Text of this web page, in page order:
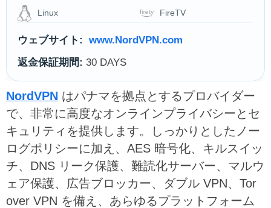
Linux FireTV
ウェブサイト:
www.NordVPN.com
返金保証期間: 30 DAYS
NordVPN はパナマを拠点とするプロバイダー
で、非常に高度なオンラインプライバシーとセ
キュリティを提供します。しっかりとしたノー
ログポリシーに加え、AES 暗号化、キルスイッ
チ、DNS リーク保護、難読化サーバー、マルウ
ェア保護、広告ブロッカー、ダブル VPN、Tor
over VPN を備え、あらゆるプラットフォーム